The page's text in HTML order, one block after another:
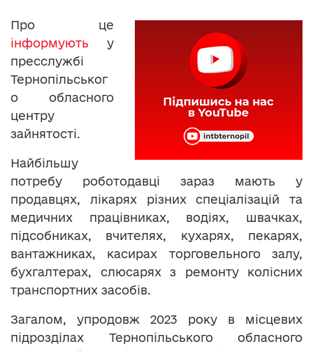
Про це
інформують у
пресслужбі
Тернопільськог
о обласного
центру
зайнятості.
Найбільшу
потребу роботодавці зараз мають у
продавцях, лікарях різних спеціалізацій та
медичних працівниках, водіях, швачках,
підсобниках, вчителях, кухарях, пекарях,
вантажниках, касирах торговельного залу,
бухгалтерах, слюсарях з ремонту колісних
транспортних засобів.
Загалом, упродовж 2023 року в місцевих
підрозділах Тернопільського обласного